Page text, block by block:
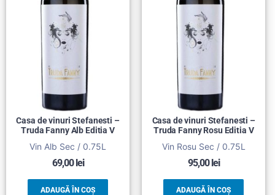
Casa de vinuri Stefanesti –
Truda Fanny Alb Editia V
Vin Alb Sec / 0.75L
69,00lei
ADAUGĂ ÎN COȘ
Casa de vinuri Stefanesti –
Truda Fanny Rosu Editia V
Vin Rosu Sec / 0.75L
95,00lei
ADAUGĂ ÎN COȘ